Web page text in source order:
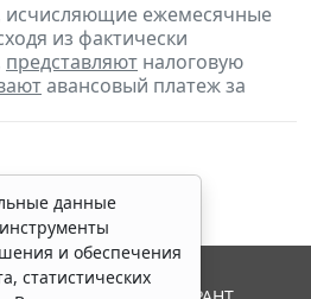
исчисляющие ежемесячные
из фактически
представляют налоговую
авансовый платеж за
данные
и обеспечения
статистических